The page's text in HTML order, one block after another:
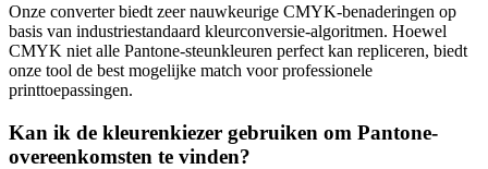
Onze converter biedt zeer nauwkeurige CMYK-benaderingen op
basis van industriestandaard kleurconversie-algoritmen. Hoewel
CMYK niet alle Pantone-steunkleuren perfect kan repliceren, biedt
onze tool de best mogelijke match voor professionele
printtoepassingen.
Kan ik de kleurenkiezer gebruiken om Pantone-
overeenkomsten te vinden?